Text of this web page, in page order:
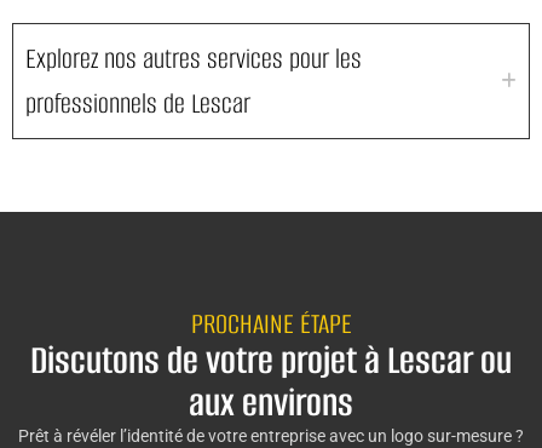
Explorez nos autres services pour les
professionnels de Lescar
PROCHAINE ÉTAPE
Discutons de votre projet à Lescar ou
aux environs
Prêt à révéler l’identité de votre entreprise avec un logo sur-mesure ?